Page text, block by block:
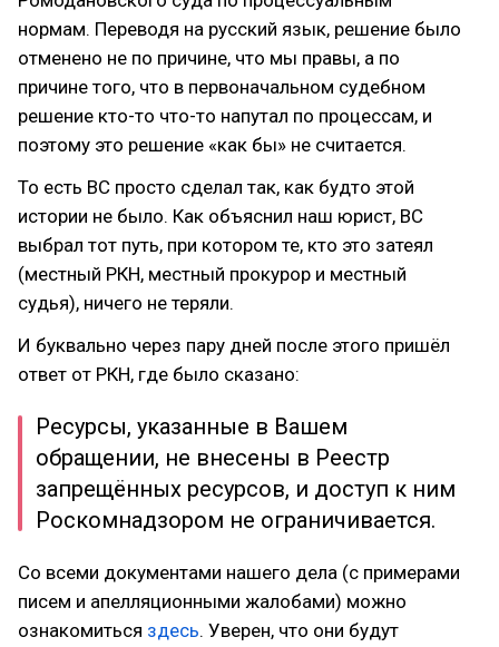
нормам. Переводя на русский язык, решение было
отменено не по причине, что мы правы, а по
причине того, что в первоначальном судебном
решение кто-то что-то напутал по процессам, и
поэтому это решение «как бы» не считается.
То есть ВС просто сделал так, как будто этой
истории не было. Как объяснил наш юрист, ВС
выбрал тот путь, при котором те, кто это затеял
(местный РКН, местный прокурор и местный
судья), ничего не теряли.
И буквально через пару дней после этого пришёл
ответ от РКН, где было сказано:
Ресурсы, указанные в Вашем
обращении, не внесены в Реестр
запрещённых ресурсов, и доступ к ним
Роскомнадзором не ограничивается.
Со всеми документами нашего дела (с примерами
писем и апелляционными жалобами) можно
ознакомиться здесь. Уверен, что они будут